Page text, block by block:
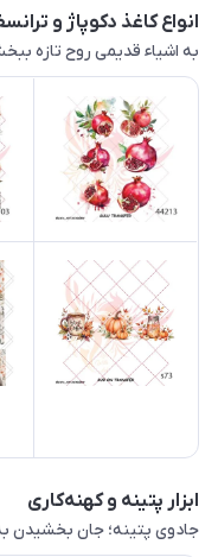
انواع کاغذ دکوپاژ و
به اشیاء قدیمی روح تازه
ابزار پتینه و کهنه‌کاری
جادوی پتینه؛ جان بخشیدن